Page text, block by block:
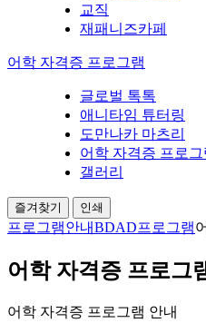
교직
재패니즈카페
어학 자격증 프로그램
글로벌 톡톡
애니타임 튜터링
도만나카 마츠리
어학 자격증 프로그
갤러리
즐겨찾기 인쇄
프로그램안내BDAD프로그램
어학 자격증 프로그
어학 자격증 프로그램 안내